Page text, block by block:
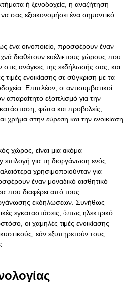
ή ξενοδοχεία, η αναζήτηση
σας εξοικονομήσει ένα σημαντικό
ένα οινοποιείο, προσφέρουν έναν
διαθέτουν ευέλικτους χώρους που
ανάγκες της εκδήλωσής σας, και
ενοικίασης σε σύγκριση με τα
Επιπλέον, οι αντισυμβατικοί
απαραίτητο εξοπλισμό για την
φώτα και προβολείς,
χρήμα στην εύρεση και την ενοικίαση
χώρος, είναι μια ακόμα
για τη διοργάνωση ενός
χρησιμοποιούνταν για
έναν μοναδικό αισθητικό
που διαφέρει από τους
εκδηλώσεων. Συνήθως
εγκαταστάσεις, όπως ηλεκτρικό
οι χαμηλές τιμές ενοικίασης
εάν εξυπηρετούν τους